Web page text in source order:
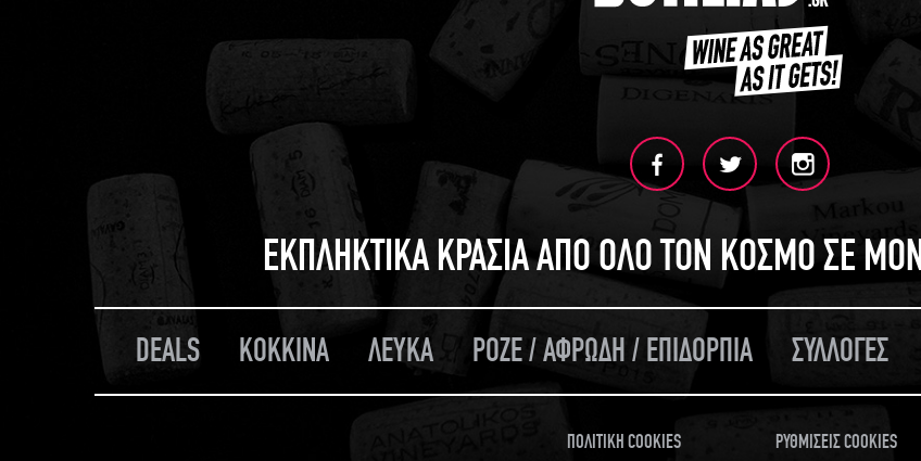
ΕΚΠΛΗΚΤΙΚΑ ΚΡΑΣΙΑ ΑΠΟ ΟΛΟ ΤΟΝ ΚΟΣΜΟ ΣΕ
DEALS ΚΟΚΚΙΝΑ ΛΕΥΚΑ ΡΟΖΕ / ΑΦΡΩΔΗ / ΕΠΙΔΟΡΠΙΑ ΣΥΛΛΟΓΕΣ
ΠΟΛΙΤΙΚΗ COOKIES ΡΥΘΜΙΣΕΙΣ COOKIES